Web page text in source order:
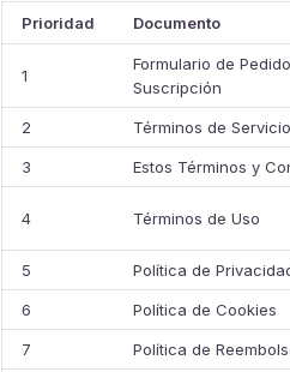
Prioridad Documento
1
Formulario de
Suscripción
2 Términos de Servicio
3 Estos Términos y
4 Términos de Uso
5 Política de
6 Política de Cookies
7 Política de